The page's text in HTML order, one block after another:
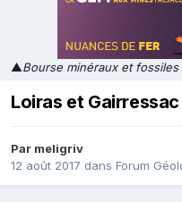
▲Bourse minéraux et
Loiras et Gairressac
Par meligriv
12 août 2017 dans Forum